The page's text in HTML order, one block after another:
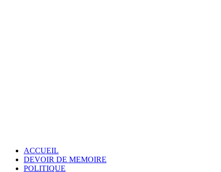
ACCUEIL
DEVOIR DE MEMOIRE
POLITIQUE